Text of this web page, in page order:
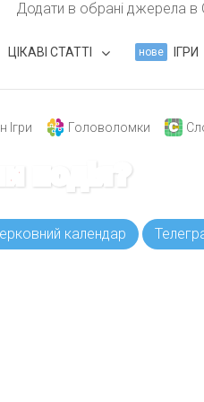
Додати в обрані джерела в
ЦІКАВІ СТАТТІ нове ІГРИ
Ігри Головоломки
подія?
календар